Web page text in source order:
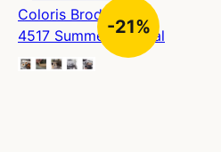
-21%